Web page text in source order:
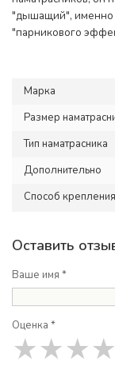
"дышащий", именно
"парникового
Марка
Размер
Тип наматрасника
Дополнительно
Способ крепления
Оставить
Ваше имя *
Оценка *
★
★
★
★